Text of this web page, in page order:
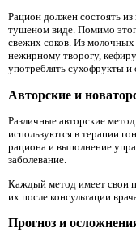
Рацион должен состоять
тушеном виде. Помимо
свежих соков. Из
нежирному творогу,
употреблять сухофрукты и
Авторские и
Различные авторские
используются в терапии
рациона и выполнение
заболевание.
Каждый метод имеет свои
их после консультации
Прогноз и